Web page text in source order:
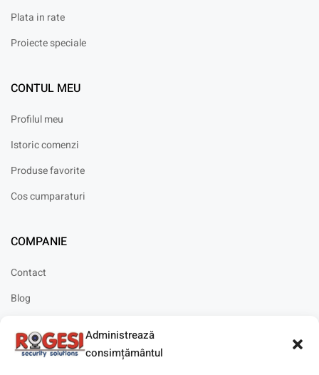
Administrează
consimțământul
Plata in rate
Proiecte speciale
CONTUL MEU
Profilul meu
Istoric comenzi
Produse favorite
Cos cumparaturi
COMPANIE
Contact
Blog
Solicitare instalare